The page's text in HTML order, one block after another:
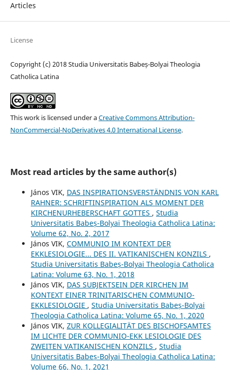
Articles
License
Copyright (c) 2018 Studia Universitatis Babeș-Bolyai Theologia
Catholica Latina
This work is licensed under aCreative Commons Attribution-
NonCommercial-NoDerivatives 4.0 International License.
Most read articles by the same author(s)
János VIK, DAS INSPIRATIONSVERSTÄNDNIS VON KARL
RAHNER: SCHRIFTINSPIRATION ALS MOMENT DER
KIRCHENURHEBERSCHAFT GOTTES , Studia
Universitatis Babeș-Bolyai Theologia Catholica Latina:
Volume 62, No. 2, 2017
János VIK, COMMUNIO IM KONTEXT DER
EKKLESIOLOGIE... DES II. VATIKANISCHEN KONZILS ,
Studia Universitatis Babeș-Bolyai Theologia Catholica
Latina: Volume 63, No. 1, 2018
János VIK, DAS SUBJEKTSEIN DER KIRCHEN IM
KONTEXT EINER TRINITARISCHEN COMMUNIO-
EKKLESIOLOGIE , Studia Universitatis Babeș-Bolyai
Theologia Catholica Latina: Volume 65, No. 1, 2020
János VIK, ZUR KOLLEGIALITÄT DES BISCHOFSAMTES
IM LICHTE DER COMMUNIO-EKK LESIOLOGIE DES
ZWEITEN VATIKANISCHEN KONZILS , Studia
Universitatis Babeș-Bolyai Theologia Catholica Latina:
Volume 66, No. 1, 2021